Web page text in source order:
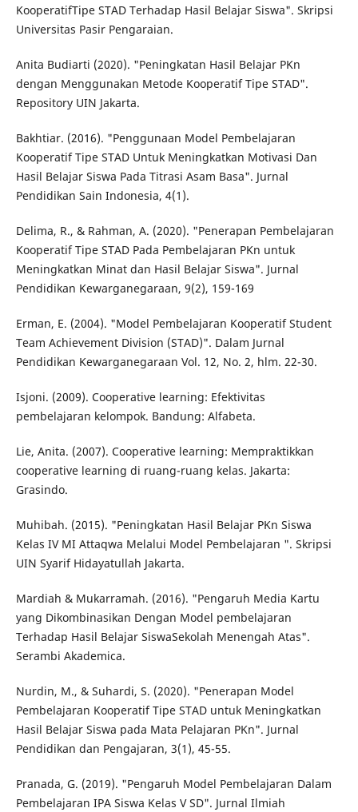
KooperatifTipe STAD Terhadap Hasil Belajar Siswa". Skripsi
Universitas Pasir Pengaraian.
Anita Budiarti (2020). "Peningkatan Hasil Belajar PKn
dengan Menggunakan Metode Kooperatif Tipe STAD".
Repository UIN Jakarta.
Bakhtiar. (2016). "Penggunaan Model Pembelajaran
Kooperatif Tipe STAD Untuk Meningkatkan Motivasi Dan
Hasil Belajar Siswa Pada Titrasi Asam Basa". Jurnal
Pendidikan Sain Indonesia, 4(1).
Delima, R., & Rahman, A. (2020). "Penerapan Pembelajaran
Kooperatif Tipe STAD Pada Pembelajaran PKn untuk
Meningkatkan Minat dan Hasil Belajar Siswa". Jurnal
Pendidikan Kewarganegaraan, 9(2), 159-169
Erman, E. (2004). "Model Pembelajaran Kooperatif Student
Team Achievement Division (STAD)". Dalam Jurnal
Pendidikan Kewarganegaraan Vol. 12, No. 2, hlm. 22-30.
Isjoni. (2009). Cooperative learning: Efektivitas
pembelajaran kelompok. Bandung: Alfabeta.
Lie, Anita. (2007). Cooperative learning: Mempraktikkan
cooperative learning di ruang-ruang kelas. Jakarta:
Grasindo.
Muhibah. (2015). "Peningkatan Hasil Belajar PKn Siswa
Kelas IV MI Attaqwa Melalui Model Pembelajaran ". Skripsi
UIN Syarif Hidayatullah Jakarta.
Mardiah & Mukarramah. (2016). "Pengaruh Media Kartu
yang Dikombinasikan Dengan Model pembelajaran
Terhadap Hasil Belajar SiswaSekolah Menengah Atas".
Serambi Akademica.
Nurdin, M., & Suhardi, S. (2020). "Penerapan Model
Pembelajaran Kooperatif Tipe STAD untuk Meningkatkan
Hasil Belajar Siswa pada Mata Pelajaran PKn". Jurnal
Pendidikan dan Pengajaran, 3(1), 45-55.
Pranada, G. (2019). "Pengaruh Model Pembelajaran Dalam
Pembelajaran IPA Siswa Kelas V SD". Jurnal Ilmiah